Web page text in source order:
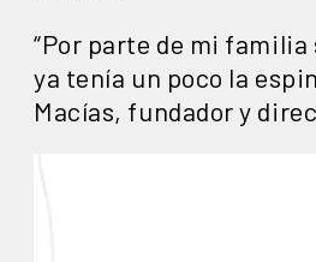
“Por parte de mi
ya tenía un poco la
Macías, fundador y